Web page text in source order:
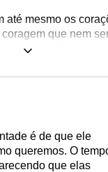
mesmo os
que nem
saudade é uma
pode se tornar,
a ajuda dessas
a levar a vida
é de que ele
queremos. O
que elas